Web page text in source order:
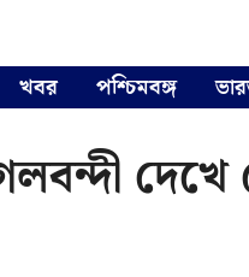
খবর পশ্চিমবঙ্গ